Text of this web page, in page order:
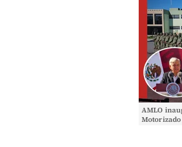
AMLO
Motorizado